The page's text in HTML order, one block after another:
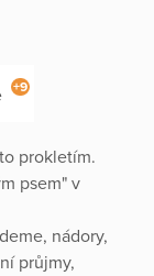
+9
prokletím.
psem" v
nádory,
průjmy,